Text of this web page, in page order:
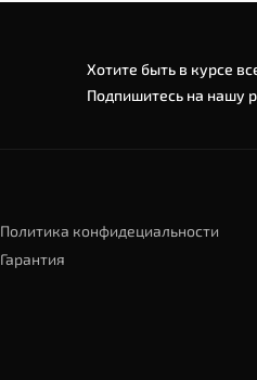
Хотите быть в курсе
Подпишитесь на нашу
Политика конфидециальности
Гарантия